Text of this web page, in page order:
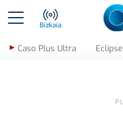
Bizkaia
Caso Plus Ultra Eclipse